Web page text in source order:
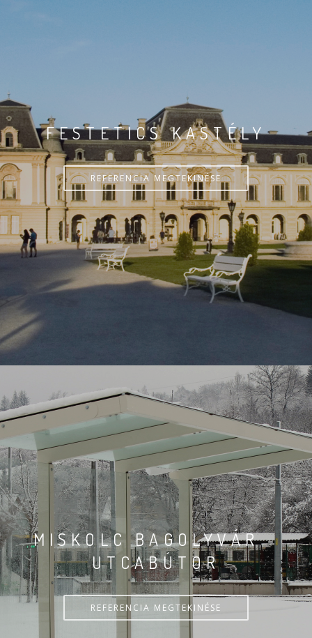
FESTETICS KASTÉLY
REFERENCIA MEGTEKINÉSE
MISKOLC BAGOLYVÁR -
UTCABÚTOR
REFERENCIA MEGTEKINÉSE